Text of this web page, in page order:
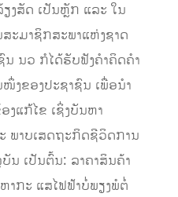
ຽງສັດ ເປັນຫຼັກ ແລະ ໃນ
ະມາຊິກສະພາແຫ່ງຊາດ
ນວ ກໍໄດ້ຮັບຟັງຄຳຄິດຄຳ
ງຂອງປະຊາຊົນ ເພື່ອນຳ
ແກ້ໄຂ ເຊິ່ງບັນຫາ
າບເສດຖະກິດຊີວິດການ
ນ ເປັນຕົ້ນ: ລາຄາສິນຄ້າ
າກະ ແສໄຟຟ້າບໍ່ພຽງພໍຕໍ່